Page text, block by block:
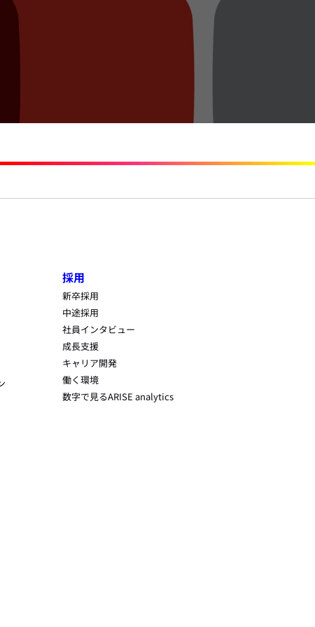
採用
新卒採用
中途採用
社員インタビュー
成長支援
キャリア開発
働く環境
数字で見るARISE analytics